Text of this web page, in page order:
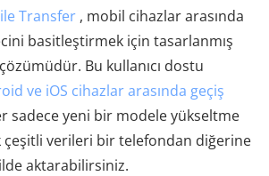
Transfer , mobil cihazlar arasında
basitleştirmek için tasarlanmış
Bu kullanıcı dostu
ve iOS cihazlar arasında geçiş
sadece yeni bir modele yükseltme
çeşitli verileri bir telefondan diğerine
aktarabilirsiniz.